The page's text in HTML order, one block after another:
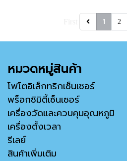
1 2
หมวดหมู่สินค้า
โฟโตอิเล็กทริกเซ็นเซอร์
พร็อกซิมิตี้เซ็นเซอร์
เครื่องวัดและควบคุมอุณหภูมิ
เครื่องตั้งเวลา
รีเลย์
สินค้าเพิ่มเติม